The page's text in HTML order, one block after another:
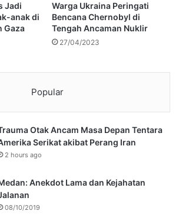
Jadi
anak di
Gaza
Warga Ukraina Peringati
Bencana Chernobyl di
Tengah Ancaman Nuklir
27/04/2023
Popular
Otak Ancam Masa Depan Tentara
Serikat akibat Perang Iran
2 hours ago
Anekdot Lama dan Kejahatan
08/10/2019